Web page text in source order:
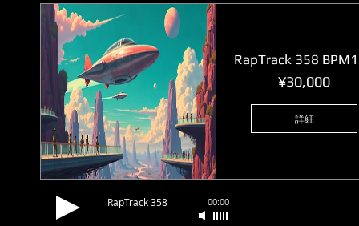
RapTrack 358
¥30,000価
詳細
RapTrack 358 00:00